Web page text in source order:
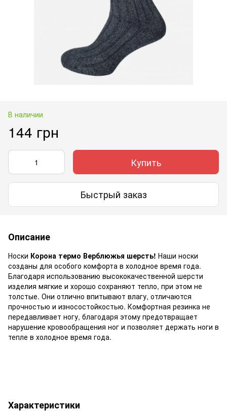
В наличии
144 грн
Купить
Быстрый заказ
Описание
Носки Корона термо Верблюжья шерсть! Наши носки
созданы для особого комфорта в холодное время года.
Благодаря использованию высококачественной шерсти
изделия мягкие и хорошо сохраняют тепло, при этом не
толстые. Они отлично впитывают влагу, отличаются
прочностью и износостойкостью. Комфортная резинка не
передавливает ногу, благодаря этому предотвращает
нарушение кровообращения ног и позволяет держать ноги в
тепле в холодное время года.
Характеристики